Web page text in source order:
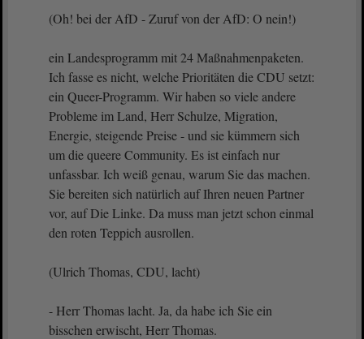
(Oh! bei der AfD - Zuruf von der AfD: O nein!)
ein Landesprogramm mit 24 Maßnahmenpaketen.
Ich fasse es nicht, welche Prioritäten die CDU setzt:
ein Queer-Programm. Wir haben so viele andere
Probleme im Land, Herr Schulze, Migration,
Energie, steigende Preise - und sie kümmern sich
um die queere Community. Es ist einfach nur
unfassbar. Ich weiß genau, warum Sie das machen.
Sie bereiten sich natürlich auf Ihren neuen Partner
vor, auf Die Linke. Da muss man jetzt schon einmal
den roten Teppich ausrollen.
(Ulrich Thomas, CDU, lacht)
- Herr Thomas lacht. Ja, da habe ich Sie ein
bisschen erwischt, Herr Thomas.